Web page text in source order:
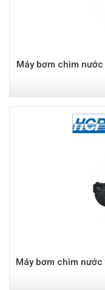
Máy bơm chìm
Máy bơm chìm